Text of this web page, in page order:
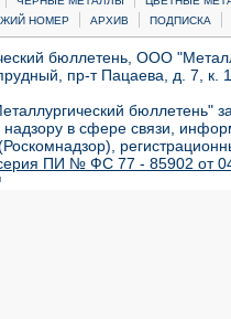
НОМЕР | АРХИВ | ПОДПИСКА |
бюллетень, ООО
пр-т Пацаева, д. 7,
бюллетень"
в сфере связи,
ПИ № ФС 77 - 85902 от 04